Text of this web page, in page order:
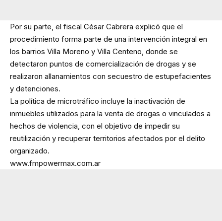
Por su parte, el fiscal César Cabrera explicó que el
procedimiento forma parte de una intervención integral en
los barrios Villa Moreno y Villa Centeno, donde se
detectaron puntos de comercialización de drogas y se
realizaron allanamientos con secuestro de estupefacientes
y detenciones.
La política de microtráfico incluye la inactivación de
inmuebles utilizados para la venta de drogas o vinculados a
hechos de violencia, con el objetivo de impedir su
reutilización y recuperar territorios afectados por el delito
organizado.
www.fmpowermax.com.ar